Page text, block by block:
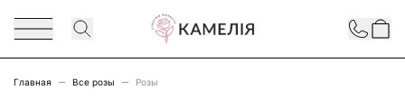
Перейти к содержимому
Contact
Главная Все розы Розы